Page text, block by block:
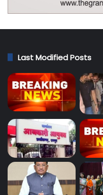
Last Modified Posts